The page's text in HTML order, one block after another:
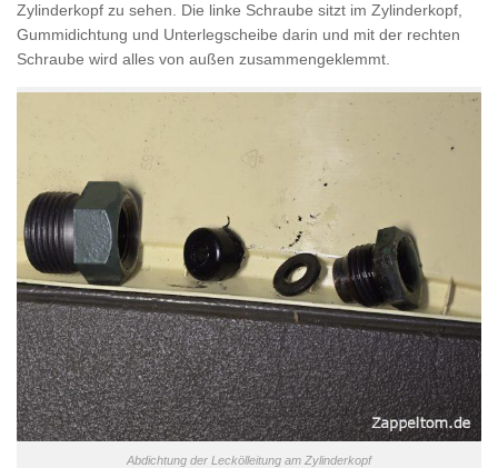
Zylinderkopf zu sehen. Die linke Schraube sitzt im Zylinderkopf,
Gummidichtung und Unterlegscheibe darin und mit der rechten
Schraube wird alles von außen zusammengeklemmt.
Abdichtung der Leckölleitung am Zylinderkopf